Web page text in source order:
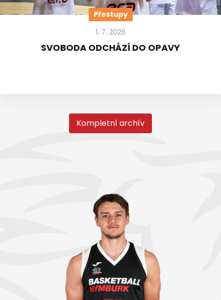
Přestupy
1. 7. 2026
SVOBODA ODCHÁZÍ DO OPAVY
Kompletní archív